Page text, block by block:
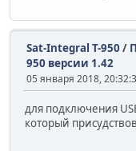
Sat-Integral T-950 /
950 версии 1.42
05 января 2018,
для подключения
который